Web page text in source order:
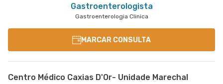
Gastroenterologista
Gastroenterologia Clinica
MARCAR CONSULTA
Centro Médico Caxias D'Or- Unidade Marechal